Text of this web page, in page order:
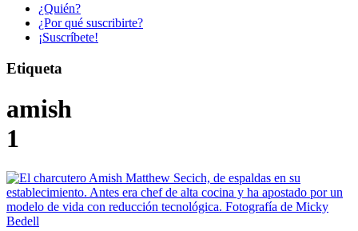
¿Quién?
¿Por qué suscribirte?
¡Suscríbete!
Etiqueta
amish
1